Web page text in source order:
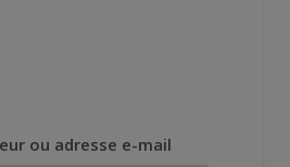
ou adresse e-mail